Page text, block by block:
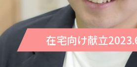
在宅向け献立